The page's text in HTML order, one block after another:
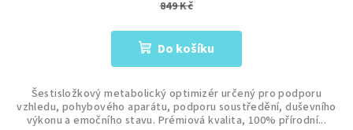
849 Kč
Do košíku
Šestisložkový metabolický optimizér určený pro podporu
vzhledu, pohybového aparátu, podporu soustředění, duševního
výkonu a emočního stavu. Prémiová kvalita, 100% přírodní...